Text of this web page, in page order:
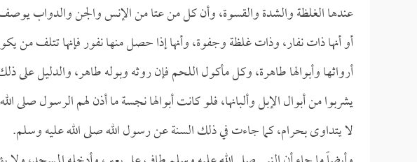
عندها الغلظة والشدة والقسوة، وأن كل من عتا من الإنس والجن والدواب
أو أنها ذات نفار، وذات غلظة وجفوة، وأنها إذا حصل منها نفور فإنها تتلف من
أرواثها وأبوالها طاهرة، وكل مأكول اللحم فإن روثه وبوله طاهر، والدليل على
يشربوا من أبوال الإبل وألبانها، فلو كانت أبوالها نجسة ما أذن لهم الرسول صلى
لا يتداوى بحرام، كما جاءت في ذلك السنة عن رسول الله صلى الله عليه وسلم.